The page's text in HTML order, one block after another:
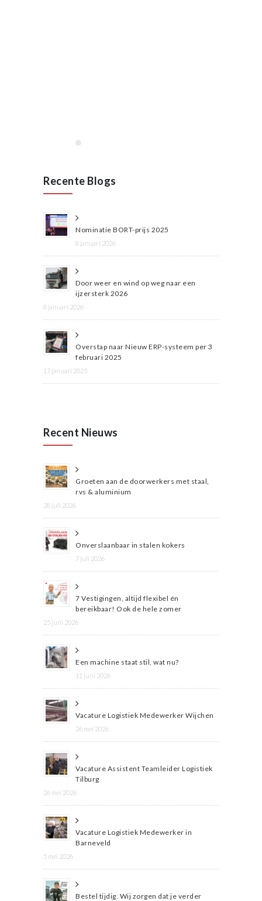
Recente Blogs
Nominatie BORT-prijs 2025
8 januari 2026
Door weer en wind op weg naar een
ijzersterk 2026
8 januari 2026
Overstap naar Nieuw ERP-systeem per 3
februari 2025
17 januari 2025
Recent Nieuws
Groeten aan de doorwerkers met staal,
rvs & aluminium
28 juli 2026
Onverslaanbaar in stalen kokers
7 juli 2026
7 Vestigingen, altijd flexibel én
bereikbaar! Ook de hele zomer
25 juni 2026
Een machine staat stil, wat nu?
11 juni 2026
Vacature Logistiek Medewerker Wijchen
26 mei 2026
Vacature Assistent Teamleider Logistiek
Tilburg
26 mei 2026
Vacature Logistiek Medewerker in
Barneveld
5 mei 2026
Bestel tijdig. Wij zorgen dat je verder